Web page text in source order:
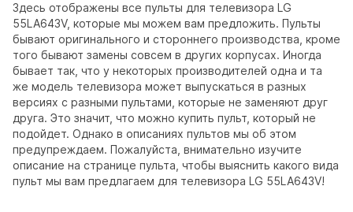
Здесь отображены все пульты для телевизора LG
55LA643V, которые мы можем вам предложить. Пульты
бывают оригинального и стороннего производства, кроме
того бывают замены совсем в других корпусах. Иногда
бывает так, что у некоторых производителей одна и та
же модель телевизора может выпускаться в разных
версиях с разными пультами, которые не заменяют друг
друга. Это значит, что можно купить пульт, который не
подойдет. Однако в описаниях пультов мы об этом
предупреждаем. Пожалуйста, внимательно изучите
описание на странице пульта, чтобы выяснить какого вида
пульт мы вам предлагаем для телевизора LG 55LA643V!